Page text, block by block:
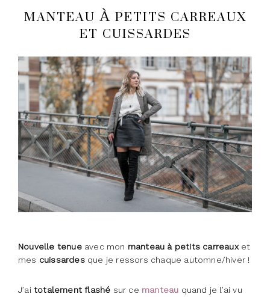
MANTEAU À PETITS CARREAUX
ET CUISSARDES
Nouvelle tenueavec mon manteau à petits carreauxet
mes cuissardesque je ressors chaque automne/hiver !
J’ai totalement flashé sur ce manteau quand je l’ai vu